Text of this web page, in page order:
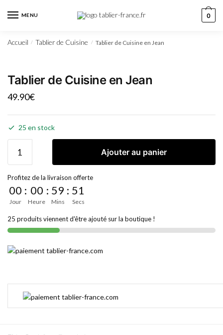
MENU 0
Accueil / Tablier de Cuisine / Tablier de Cuisine en Jean
Tablier de Cuisine en Jean
49.90€
25 en stock
Ajouter au panier
Profitez de la livraison offerte
00
Jour
: 00
Heure
: 59
Mins
: 51
Secs
25 produits viennent d'être ajouté sur la boutique !